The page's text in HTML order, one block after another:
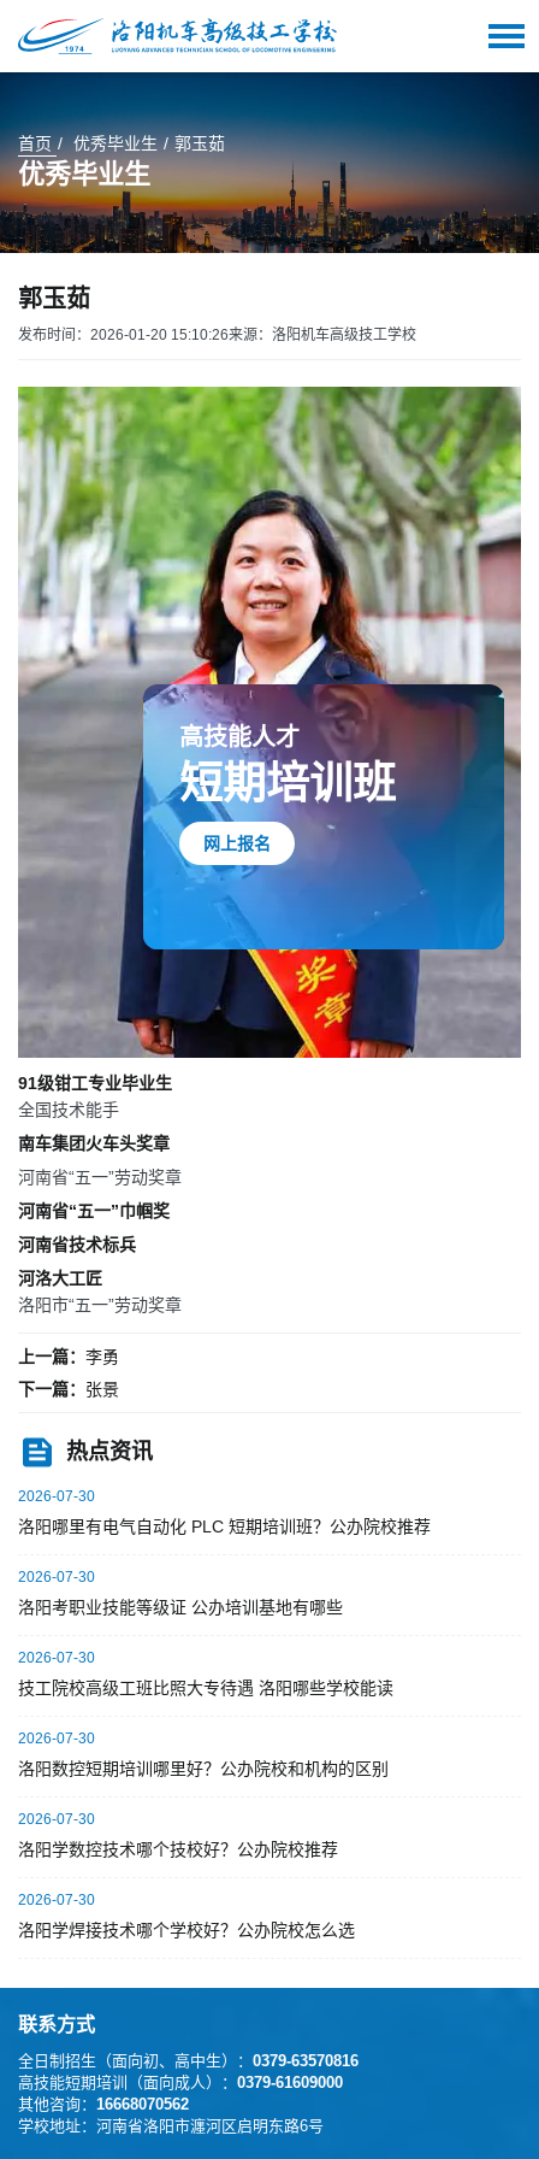
首页 优秀毕业生 郭玉茹
优秀毕业生
郭玉茹
发布时间：2026-01-20 15:10:26来源：洛阳机车高级技工学校
91级钳工专业毕业生
全国技术能手
南车集团火车头奖章
河南省“五一”劳动奖章
河南省“五一”巾帼奖
河南省技术标兵
河洛大工匠
洛阳市“五一”劳动奖章
上一篇： 李勇
下一篇： 张景
热点资讯
2026-07-30
洛阳哪里有电气自动化 PLC 短期培训班？公办院校推荐
2026-07-30
洛阳考职业技能等级证 公办培训基地有哪些
2026-07-30
技工院校高级工班比照大专待遇 洛阳哪些学校能读
2026-07-30
洛阳数控短期培训哪里好？公办院校和机构的区别
2026-07-30
洛阳学数控技术哪个技校好？公办院校推荐
2026-07-30
洛阳学焊接技术哪个学校好？公办院校怎么选
联系方式
全日制招生（面向初、高中生）： 0379-63570816
高技能短期培训（面向成人）： 0379-61609000
其他咨询： 16668070562
学校地址： 河南省洛阳市瀍河区启明东路6号
高技能人才
短期培训班
网上报名